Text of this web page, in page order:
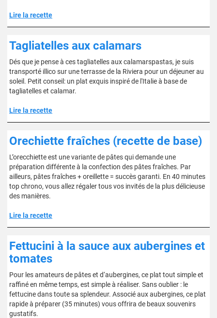
Lire la recette
Tagliatelles aux calamars
Dés que je pense à ces tagliatelles aux calamarspastas, je suis
transporté illico sur une terrasse de la Riviera pour un déjeuner au
soleil. Petit conseil: un plat exquis inspiré de l'Italie à base de
tagliatelles et calamar.
Lire la recette
Orechiette fraîches (recette de base)
L’orecchiette est une variante de pâtes qui demande une
préparation différente à la confection des pâtes fraîches. Par
ailleurs, pâtes fraîches + oreillette = succès garanti. En 40 minutes
top chrono, vous allez régaler tous vos invités de la plus délicieuse
des manières.
Lire la recette
Fettucini à la sauce aux aubergines et
tomates
Pour les amateurs de pâtes et d‘aubergines, ce plat tout simple et
raffiné en même temps, est simple à réaliser. Sans oublier : le
fettucine dans toute sa splendeur. Associé aux aubergines, ce plat
rapide à préparer (35 minutes) vous offrira de beaux souvenirs
gustatifs.